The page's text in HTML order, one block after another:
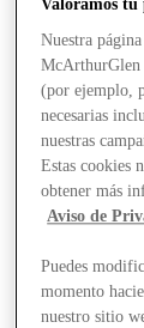
Planifica
Valoramos
Nuestra
McArthurGlen
(por ejemplo,
necesarias
nuestras
Estas cookies
obtener más
Aviso de
Puedes
momento
nuestro sitio